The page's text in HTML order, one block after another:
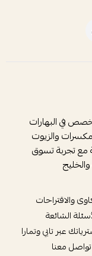
في البهارات
والزيوت
مع تجربة تسوق
والاقتراحات
الشائعة
عبر تابي وتمارا
تواصل معنا